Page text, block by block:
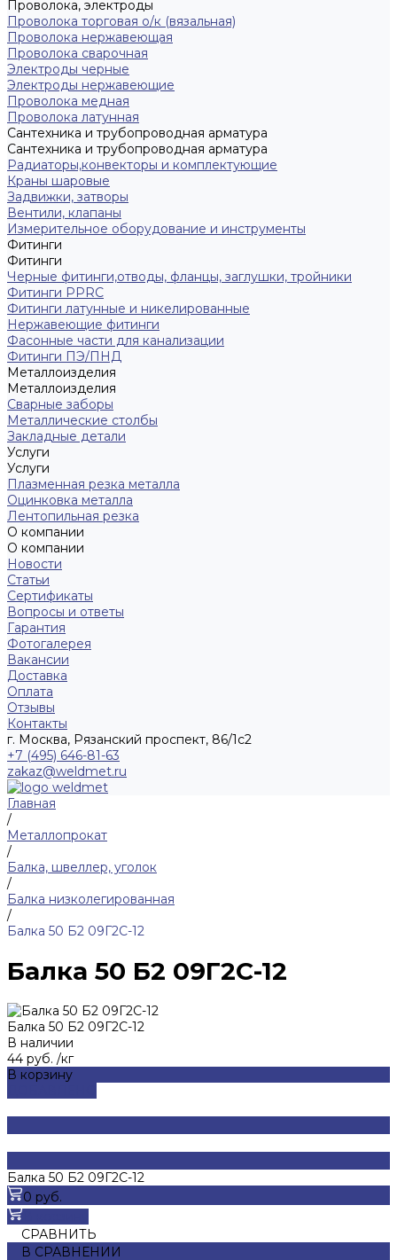
Проволока, электроды
Проволока торговая о/к (вязальная)
Проволока нержавеющая
Проволока сварочная
Электроды черные
Электроды нержавеющие
Проволока медная
Проволока латунная
Сантехника и трубопроводная арматура
Сантехника и трубопроводная арматура
Радиаторы,конвекторы и комплектующие
Краны шаровые
Задвижки, затворы
Вентили, клапаны
Измерительное оборудование и инструменты
Фитинги
Фитинги
Черные фитинги,отводы, фланцы, заглушки, тройники
Фитинги PPRC
Фитинги латунные и никелированные
Нержавеющие фитинги
Фасонные части для канализации
Фитинги ПЭ/ПНД
Металлоизделия
Металлоизделия
Сварные заборы
Металлические столбы
Закладные детали
Услуги
Услуги
Плазменная резка металла
Оцинковка металла
Лентопильная резка
О компании
О компании
Новости
Статьи
Сертификаты
Вопросы и ответы
Гарантия
Фотогалерея
Вакансии
Доставка
Оплата
Отзывы
Контакты
г. Москва, Рязанский проспект, 86/1с2
+7 (495) 646-81-63
zakaz@weldmet.ru
Главная
/
Металлопрокат
/
Балка, швеллер, уголок
/
Балка низколегированная
/
Балка 50 Б2 09Г2С-12
Балка 50 Б2 09Г2С-12
Балка 50 Б2 09Г2С-12
В наличии
44 руб. /кг
В корзину
Балка 50 Б2 09Г2С-12
0 руб.
СРАВНИТЬ
В СРАВНЕНИИ